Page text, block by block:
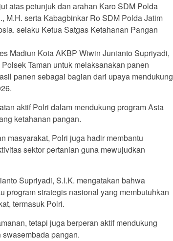
atas petunjuk dan arahan Karo SDM Polda
M.H. serta Kabagbinkar Ro SDM Polda Jatim
selaku Ketua Satgas Ketahanan Pangan
Madiun Kota AKBP Wiwin Junianto Supriyadi,
Taman untuk melaksanakan panen
panen sebagai bagian dari upaya mendukung
aktif Polri dalam mendukung program Asta
ketahanan pangan.
masyarakat, Polri juga hadir membantu
sektor pertanian guna mewujudkan
Supriyadi, S.I.K. mengatakan bahwa
program strategis nasional yang membutuhkan
termasuk Polri.
tetapi juga berperan aktif mendukung
pangan.